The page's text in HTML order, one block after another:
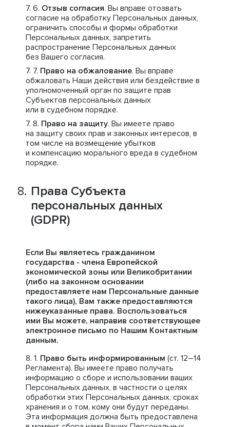
Отзыв согласия. Вы вправе отозвать
согласие на обработку Персональных данных,
ограничить способы и формы обработки
Персональных данных, запретить
распространение Персональных данных
без Вашего согласия.
Право на обжалование. Вы вправе
обжаловать Наши действия или бездействие в
уполномоченный орган по защите прав
Субъектов персональных данных
или в судебном порядке.
Право на защиту. Вы имеете право
на защиту своих прав и законных интересов, в
том числе на возмещение убытков
и компенсацию морального вреда в судебном
порядке.
Права Субъекта
персональных данных
(GDPR)
Если Вы являетесь гражданином
государства - члена Европейской
экономической зоны или Великобритании
(либо на законном основании
предоставляете нам Персональные данные
такого лица), Вам также предоставляются
нижеуказанные права. Воспользоваться
ими Вы можете, направив соответствующее
электронное письмо по Нашим Контактным
данным.
Право быть информированным (ст. 12–14
Регламента). Вы имеете право получать
информацию о сборе и использовании ваших
Персональных данных, в частности о целях
обработки этих Персональных данных, сроках
хранения и о том, кому они будут переданы.
Эта информация должна быть предоставлена